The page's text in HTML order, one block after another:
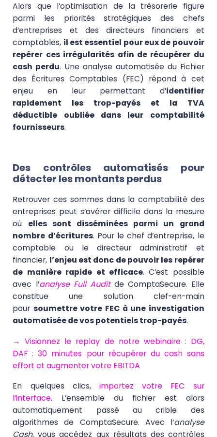
Alors que l’optimisation de la trésorerie figure
parmi les priorités stratégiques des chefs
d’entreprises et des directeurs financiers et
comptables, il est essentiel pour eux de pouvoir
repérer ces irrégularités afin de récupérer du
cash perdu. Une analyse automatisée du Fichier
des Écritures Comptables (FEC) répond à cet
enjeu en leur permettant d’identifier
rapidement les trop-payés et la TVA
déductible oubliée dans leur comptabilité
fournisseurs.
Des contrôles automatisés pour
détecter les montants perdus
Retrouver ces sommes dans la comptabilité des
entreprises peut s’avérer difficile dans la mesure
où
elles sont disséminées parmi un grand
nombre d’écritures. Pour le chef d’entreprise, le
comptable ou le directeur administratif et
financier, l’enjeu est donc de pouvoir les repérer
de manière rapide et efficace. C’est possible
avec l’analyse Full Audit de ComptaSecure. Elle
constitue une solution clef-en-main
pour soumettre votre FEC à une investigation
automatisée de vos potentiels trop-payés.
→ Visionnez le replay de notre webinaire : DG,
DAF : 30 minutes pour récupérer du cash sans
effort et augmenter votre EBITDA
En quelques clics, importez votre FEC sur
l’interface. L’ensemble du fichier est alors
automatiquement passé au crible des
algorithmes de ComptaSecure. Avec l’analyse
Cash, vous accédez aux résultats des contrôles